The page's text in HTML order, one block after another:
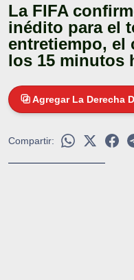
La FIFA
inédito para el
entretiempo, el
los 15 minutos
Agregar La Derecha
Compartir: